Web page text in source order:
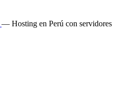
— Hosting en Perú con servidores